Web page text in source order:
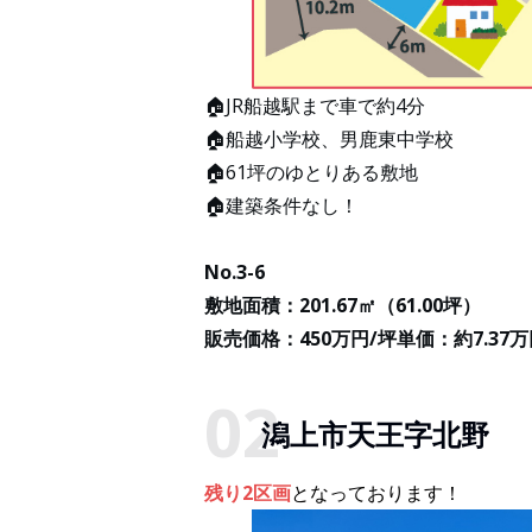
🏠JR船越駅まで車で約4分
🏠船越小学校、男鹿東中学校
🏠61坪のゆとりある敷地
🏠建築条件なし！
No.3-6
敷地面積：201.67㎡（61.00坪）
販売価格：450万円/坪単価：約7.37
潟上市天王字北野
残り2区画となっております！